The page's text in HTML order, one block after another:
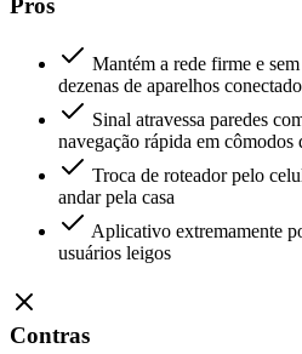
Prós
Mantém a rede firme e
dezenas de aparelhos
Sinal atravessa paredes
navegação rápida em cômodos
Troca de roteador pelo
andar pela casa
Aplicativo extremamente
usuários leigos
Contras